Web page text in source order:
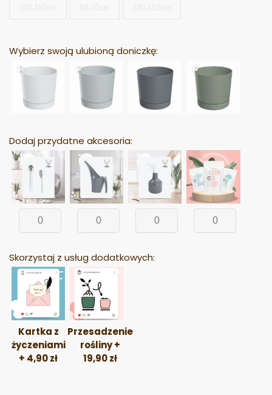
Wybierz swoją ulubioną doniczkę:
Dodaj przydatne akcesoria:
Skorzystaj z usług dodatkowych:
Kartka z
życzeniami
+ 4,90zł
Przesadzenie
rośliny+
19,90zł